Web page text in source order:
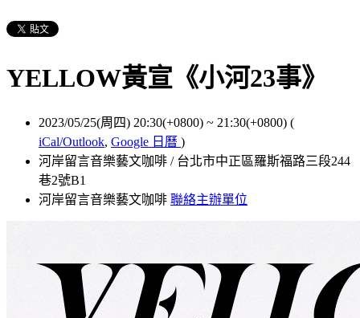
YELLOW黃宣《小河23事》
2023/05/25(周四) 20:30(+0800) ~ 21:30(+0800) (
iCal/Outlook, Google 日曆 )
河岸留言音樂藝文咖啡 / 台北市中正區羅斯福路三段244
巷2號B1
河岸留言音樂藝文咖啡 聯絡主辦單位